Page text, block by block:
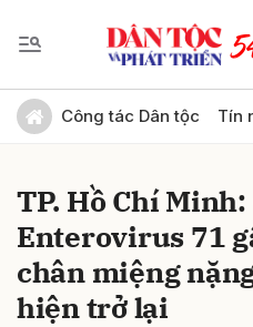
Công tác Dân tộc Tín
TP. Hồ Chí
Enterovirus 71
chân miệng
hiện trở lại
Gửi bình luận